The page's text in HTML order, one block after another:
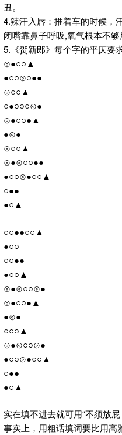
丑。
4.辣汗入唇：推着车的时候，
闭嘴靠鼻子呼吸,氧气根本不够
5.《贺新郎》每个字的平仄要
⊙●○○▲
●○○⊙○●●
⊙○○▲
○●○○○⊙●
⊙●○○●▲
●⊙●
⊙○○▲
⊙●⊙○○●●
●○○⊙●○○▲
○●●
●○▲
○○●●○○▲
●○○
○○●●
●○○▲
⊙●⊙○○⊙●
⊙●○○●▲
●⊙●
○○○▲
⊙●⊙○○⊙●
●○○⊙●○○▲
○●●
●○▲
实在填不进去就可用“不须放
事实上，用粗话填词要比用高